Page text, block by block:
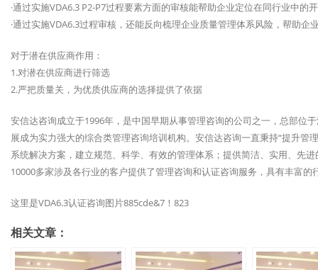
·通过实施VDA6.3 P2-P7过程要素方面的审核能帮助企业定位在同行业中的
·通过实施VDA6.3过程审核，还能反向梳理企业质量管理体系风险，帮助企
对于潜在供应商作用：
1.对潜在供应商进行筛选
2.严把质量关，为优质供应商的选择提供了依据
安信达咨询成立于1996年，是中国早期从事管理咨询的公司之一，总部位
展成为实力强大的综合类管理咨询培训机构。安信达咨询一直秉持“提升
系统解决方案，建立规范、科学、有效的管理体系；提供简洁、实用、先
10000多家涉及各行业的客户提供了管理咨询和认证咨询服务，具有丰富的
这里是VDA6.3认证咨询图片885cde&7！823
相关文章：